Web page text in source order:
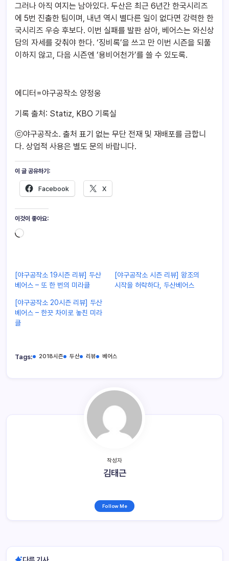
그러나 아직 여지는 남아있다. 두산은 최근 6년간 한국시리즈
에 5번 진출한 팀이며, 내년 역시 별다른 일이 없다면 강력한 한
국시리즈 우승 후보다. 이번 실패를 발판 삼아, 베어스는 와신상
담의 자세를 갖춰야 한다. ‘징비록’을 쓰고 만 이번 시즌을 되풀
이하지 않고, 다음 시즌엔 ‘용비어천가’를 쓸 수 있도록.
에디터=야구공작소 양정웅
기록 출처: Statiz, KBO 기록실
ⓒ야구공작소. 출처 표기 없는 무단 전재 및 재배포를 금합니
다. 상업적 사용은 별도 문의 바랍니다.
이 글 공유하기:
Facebook X
이것이 좋아요:
[야구공작소 19시즌 리뷰] 두산
베어스 – 또 한 번의 미라클
[야구공작소 시즌 리뷰] 왕조의
시작을 허락하다, 두산베어스
[야구공작소 20시즌 리뷰] 두산
베어스 – 한끗 차이로 놓친 미라
클
Tags: 2018시즌 두산 리뷰 베어스
작성자
김태근
Follow Me